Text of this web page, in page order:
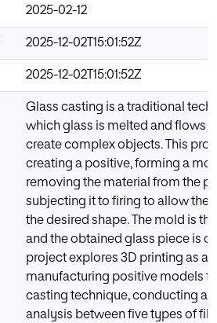
2025-02-12
2025-12-02T15:01:52Z
2025-12-02T15:01:52Z
Glass casting is a traditional
which glass is melted and flows
create complex objects. This
creating a positive, forming a
removing the material from the
subjecting it to firing to allow the
the desired shape. The mold is
and the obtained glass piece is
project explores 3D printing as a
manufacturing positive models
casting technique, conducting a
analysis between five types of